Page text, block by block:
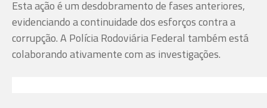
Esta ação é um desdobramento de fases anteriores,
evidenciando a continuidade dos esforços contra a
corrupção. A Polícia Rodoviária Federal também está
colaborando ativamente com as investigações.